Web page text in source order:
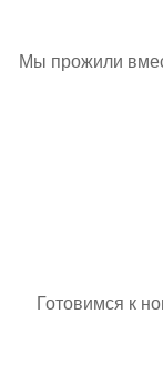
Мы прожили
Готовимся к